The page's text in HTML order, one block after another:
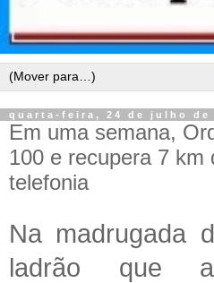
quarta-feira, 24 de julho de
Em uma semana,
100 e recupera 7 km
telefonia
Na madrugada
ladrão que